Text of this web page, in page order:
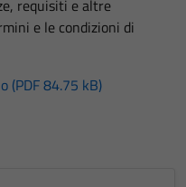
requisiti e altre
e le condizioni di
(PDF 84.75 kB)